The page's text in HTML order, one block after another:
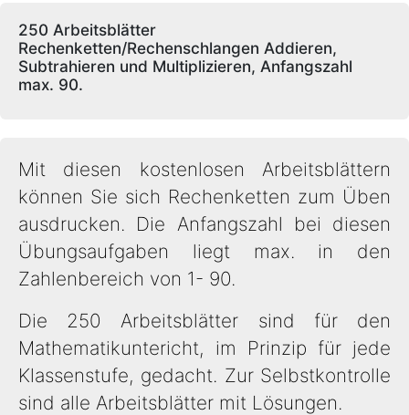
250 Arbeitsblätter
Rechenketten/Rechenschlangen Addieren,
Subtrahieren und Multiplizieren, Anfangszahl
max. 90.
Mit diesen kostenlosen Arbeitsblättern
können Sie sich Rechenketten zum Üben
ausdrucken. Die Anfangszahl bei diesen
Übungsaufgaben liegt max. in den
Zahlenbereich von 1- 90.
Die 250 Arbeitsblätter sind für den
Mathematikuntericht, im Prinzip für jede
Klassenstufe, gedacht. Zur Selbstkontrolle
sind alle Arbeitsblätter mit Lösungen.